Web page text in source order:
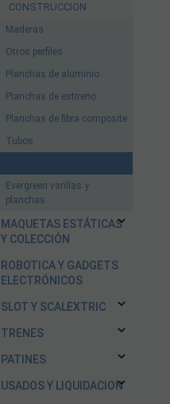
CONSTRUCCION
Maderas
Otros perfiles
Planchas de aluminio
Planchas de estireno
Planchas de fibra composite
Tubos
Evergreen varillas y
planchas
MAQUETAS ESTÁTICAS
Y COLECCIÓN
ROBOTICA Y GADGETS
ELECTRÓNICOS
SLOT Y SCALEXTRIC
TRENES
PATINES
USADOS Y LIQUIDACION